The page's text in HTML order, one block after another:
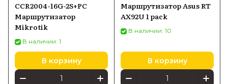
CCR2004-16G-2S+PC
Маршрутизатор
Mikrotik
В наличии: 1
В корзину
Маршрутизатор Asus RT
AX92U 1 pack
В наличии: 10
В корзину